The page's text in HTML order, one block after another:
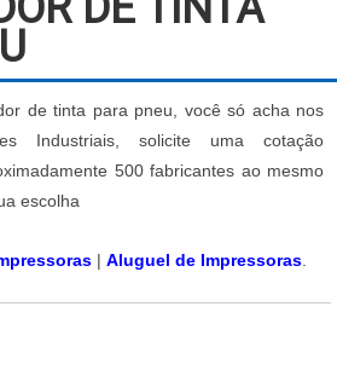
de tinta para pneu, você só acha nos
Industriais, solicite uma cotação
500 fabricantes ao mesmo
escolha
| Aluguel de Impressoras